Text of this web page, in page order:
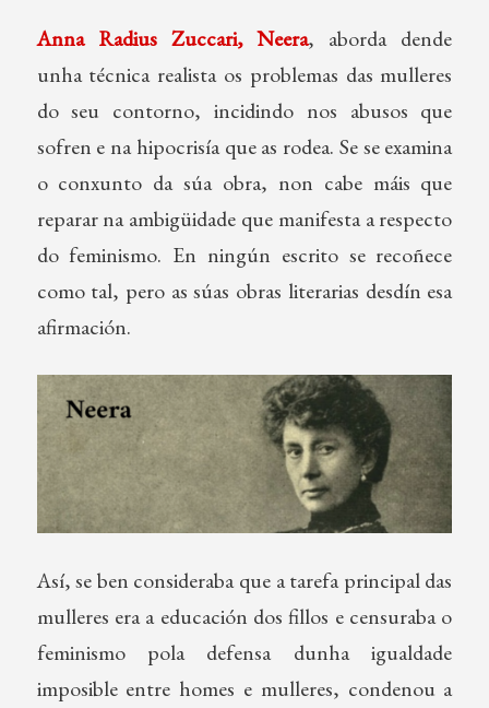
Anna Radius Zuccari, Neera, aborda dende
unha técnica realista os problemas das mulleres
do seu contorno, incidindo nos abusos que
sofren e na hipocrisía que as rodea. Se se examina
o conxunto da súa obra, non cabe máis que
reparar na ambigüidade que manifesta a respecto
do feminismo. En ningún escrito se recoñece
como tal, pero as súas obras literarias desdín esa
afirmación.
Así, se ben consideraba que a tarefa principal das
mulleres era a educación dos fillos e censuraba o
feminismo pola defensa dunha igualdade
imposible entre homes e mulleres, condenou a